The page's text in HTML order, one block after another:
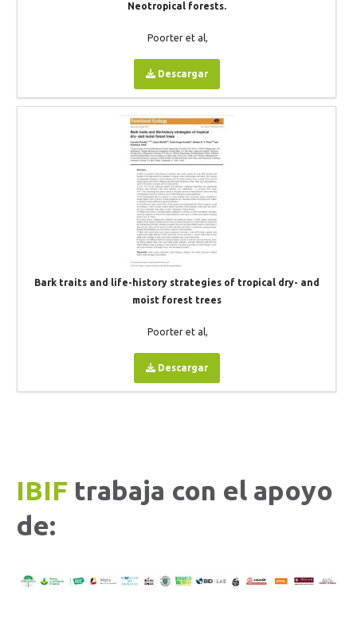
Neotropical forests.
Poorter et al,
Descargar
Bark traits and life-history strategies of tropical dry- and
moist forest trees
Poorter et al,
Descargar
IBIF trabaja con el apoyo
de: